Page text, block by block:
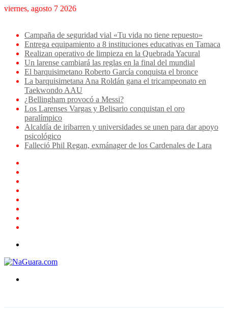
viernes, agosto 7 2026
Campaña de seguridad vial «Tu vida no tiene repuesto»
Entrega equipamiento a 8 instituciones educativas en Tamaca
Realizan operativo de limpieza en la Quebrada Yacural
Un larense cambiará las reglas en la final del mundial
El barquisimetano Roberto García conquista el bronce
La barquisimetana Ana Roldán gana el tricampeonato en
Taekwondo AAU
¿Bellingham provocó a Messi?
Los Larenses Vargas y Belisario conquistan el oro
paralímpico
Alcaldía de iribarren y universidades se unen para dar apoyo
psicológico
Falleció Phil Regan, exmánager de los Cardenales de Lara